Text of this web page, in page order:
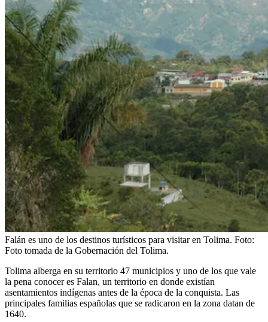
Falán es uno de los destinos turísticos para visitar en Tolima. Foto:
Foto tomada de la Gobernación del Tolima.
Tolima alberga en su territorio 47 municipios y uno de los que vale
la pena conocer es Falan, un territorio en donde existían
asentamientos indígenas antes de la época de la conquista. Las
principales familias españolas que se radicaron en la zona datan de
1640.